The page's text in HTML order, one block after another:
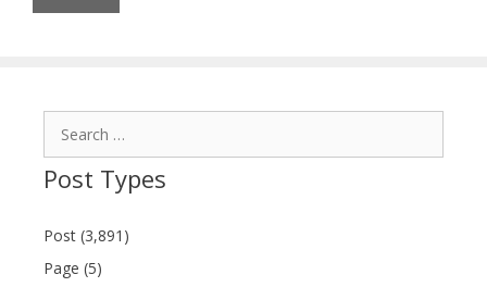
Post Types
Post (3,891)
Page (5)